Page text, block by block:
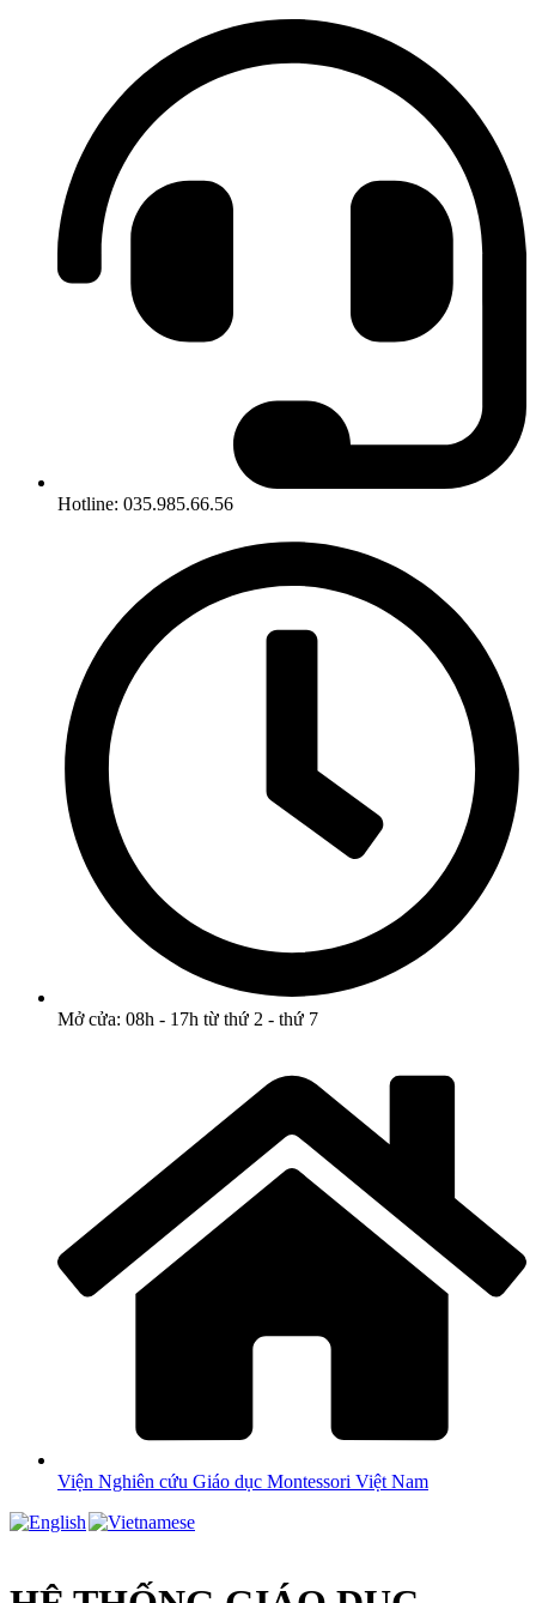
Hotline: 035.985.66.56
Mở cửa: 08h - 17h từ thứ 2 - thứ 7
Viện Nghiên cứu Giáo dục Montessori Việt Nam